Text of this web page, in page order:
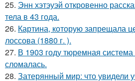
25. Энн хэтэуэй откровенно
тела в 43 года.
26. Картина, которую запрещала
лоссова (1880 г. ).
27. В 1903 году тюремная
сломалась.
28. Затерянный мир: что увидели